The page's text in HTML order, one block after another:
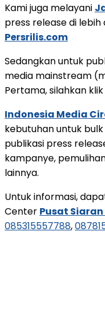
Kami juga melayani
press release di lebih
Persrilis.com
Sedangkan untuk
media mainstream
Pertama, silahkan klik
Indonesia Media
kebutuhan untuk
publikasi press
kampanye,
lainnya.
Untuk informasi,
Center Pusat
085315557788,